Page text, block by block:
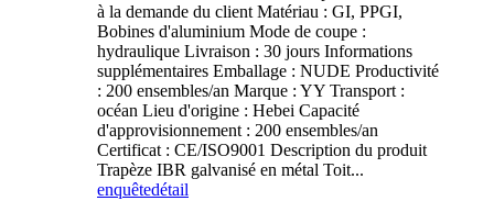
à la demande du client Matériau : GI, PPGI,
Bobines d'aluminium Mode de coupe :
hydraulique Livraison : 30 jours Informations
supplémentaires Emballage : NUDE Productivité
: 200 ensembles/an Marque : YY Transport :
océan Lieu d'origine : Hebei Capacité
d'approvisionnement : 200 ensembles/an
Certificat : CE/ISO9001 Description du produit
Trapèze IBR galvanisé en métal Toit...
enquêtedétail